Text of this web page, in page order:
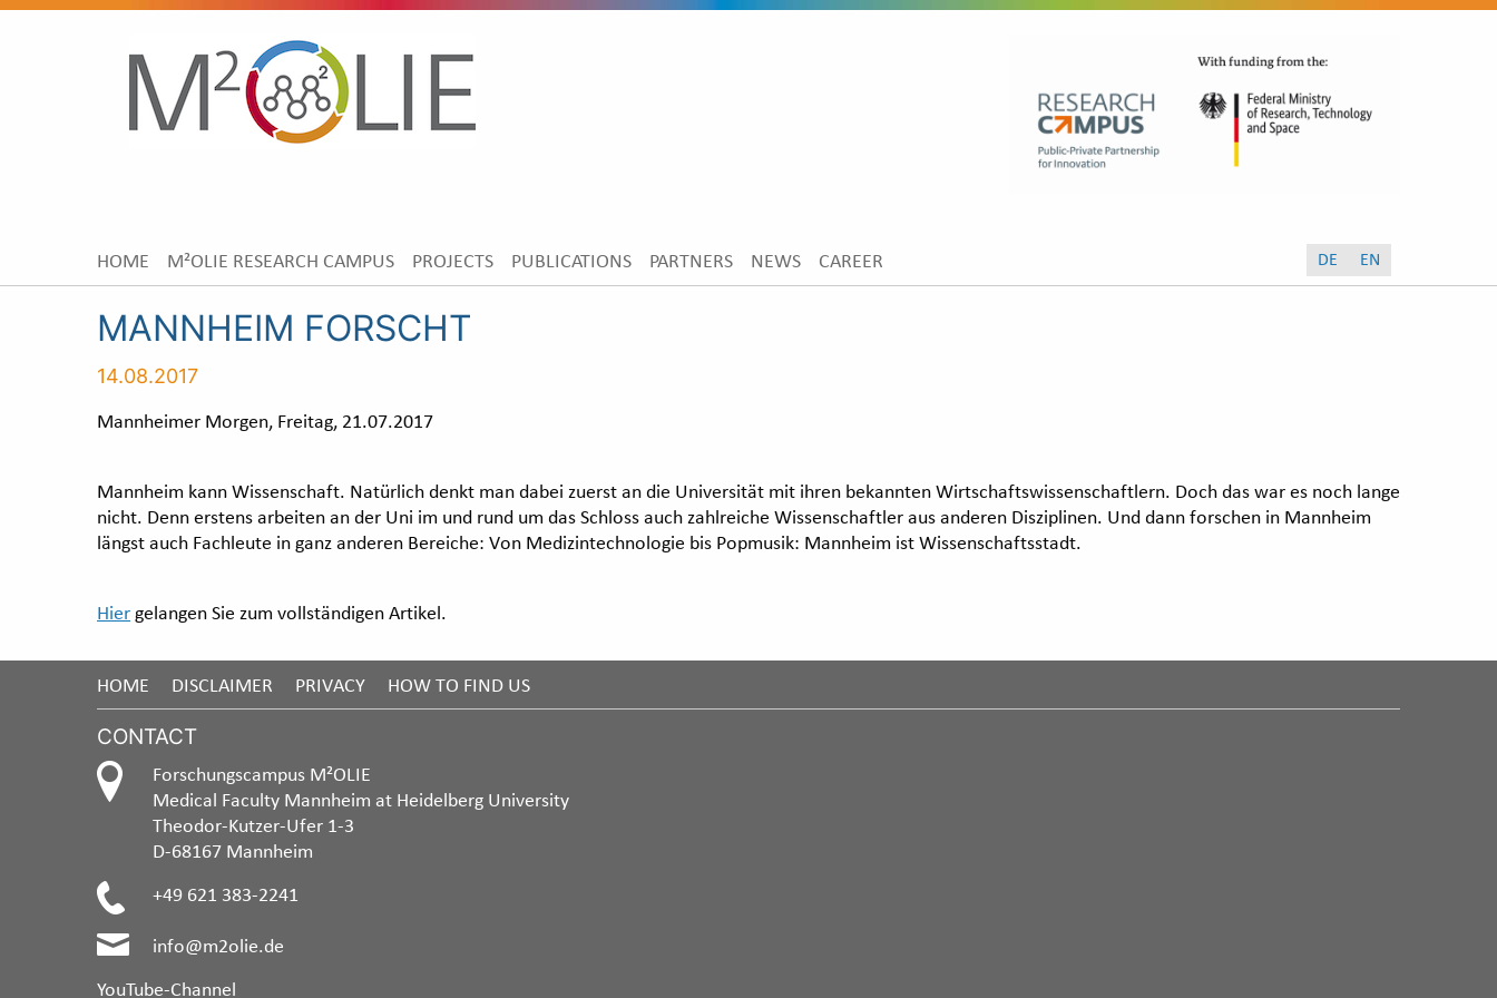
HOME M²OLIE RESEARCH CAMPUS PROJECTS PUBLICATIONS PARTNERS NEWS CAREER DE EN
MANNHEIM FORSCHT
14.08.2017
Mannheimer Morgen, Freitag, 21.07.2017
Mannheim kann Wissenschaft. Natürlich denkt man dabei zuerst an die Universität mit ihren bekannten Wirtschaftswissenschaftlern. Doch das war es noch lange
nicht. Denn erstens arbeiten an der Uni im und rund um das Schloss auch zahlreiche Wissenschaftler aus anderen Disziplinen. Und dann forschen in Mannheim
längst auch Fachleute in ganz anderen Bereiche: Von Medizintechnologie bis Popmusik: Mannheim ist Wissenschaftsstadt.
Hier gelangen Sie zum vollständigen Artikel.
HOME DISCLAIMER PRIVACY HOW TO FIND US
CONTACT
Forschungscampus M²OLIE
Medical Faculty Mannheim at Heidelberg University
Theodor-Kutzer-Ufer 1-3
D-68167 Mannheim
+49 621 383-2241
info@m2olie.de
YouTube-Channel